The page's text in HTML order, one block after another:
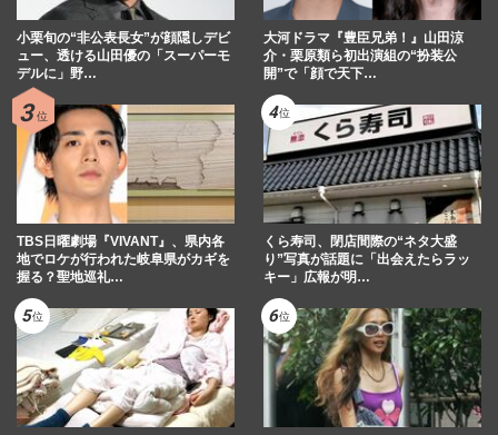
小栗旬の“非公表長女”が顔隠しデビ
ュー、透ける山田優の「スーパーモ
デルに」野…
大河ドラマ『豊臣兄弟！』山田涼
介・栗原類ら初出演組の“扮装公
開”で「顔で天下…
TBS日曜劇場『VIVANT』、県内各
地でロケが行われた岐阜県がカギを
握る？聖地巡礼…
くら寿司、閉店間際の“ネタ大盛
り”写真が話題に「出会えたらラッ
キー」広報が明…